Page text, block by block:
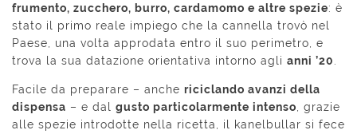
frumento, zucchero, burro, cardamomo e altre spezie: è
stato il primo reale impiego che la cannella trovò nel
Paese, una volta approdata entro il suo perimetro, e
trova la sua datazione orientativa intorno agli anni ’20
Facile da preparare – anche riciclando avanzi della
dispensa – e dal gusto particolarmente intenso , grazie
alle spezie introdotte nella ricetta, il kanelbullar si fece